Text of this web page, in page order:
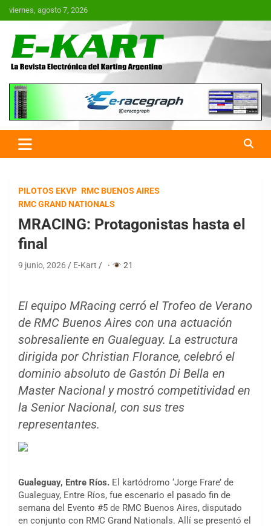
Saltar
al
viernes, agosto 7, 2026
E-Kart.com.ar | La Revista
Electrónica del Karting en
Argentina
PILOTOS EKVP RMC BUENOS AIRES
RMC GRAND NATIONALS
MRACING: Protagonistas hasta el
final
9 junio, 2026 E-Kart · 21
El equipo MRacing cerró el Trofeo de Verano
de RMC Buenos Aires con una actuación
sobresaliente en Gualeguay. La estructura
dirigida por Christian Florance, celebró el
dominio absoluto de Gastón Di Bella en
Master Nacional y mostró competitividad en
la Senior Nacional, con sus tres
representantes.
Gualeguay, Entre Ríos. El kartódromo ‘Jorge Frare’ de
Gualeguay, Entre Ríos, fue escenario el pasado fin de
semana del Evento #5 de RMC Buenos Aires, disputado
en conjunto con RMC Grand Nationals. Allí se presentó el